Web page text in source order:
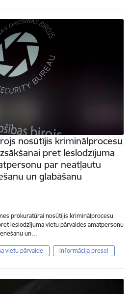
nosūtījis kriminālprocesu
pret Ieslodzījuma
par neatļautu
un glabāšanu
prokuratūrai nosūtījis kriminālprocesu
Ieslodzījuma vietu pārvaldes amatpersonu
un…
vietu pārvalde Informācija presei